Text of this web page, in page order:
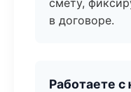
смету,
в договоре.
Работаете